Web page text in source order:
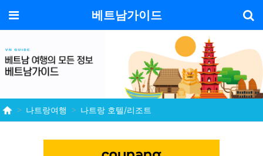
메뉴 베트남가이드
나트랑여행 나트랑 호텔/리조트